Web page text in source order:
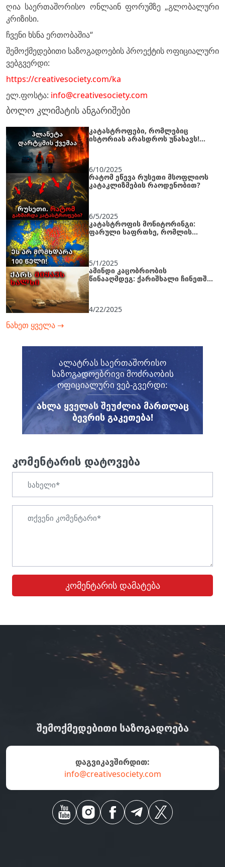
ღია საერთაშორისო ონლაინ ფორუმზე „გლობალური
კრიზისი.
ჩვენი ხსნა ერთობაშია“
შემოქმედებითი საზოგადოების პროექტის ოფიციალური
ვებგვერდი:
https://creativesociety.com/ka
ელ.ფოსტა: info@creativesociety.com
ბოლო კლიმატის ანგარიშები
კატასტროფები, რომლებიც
ისტორიას არასდროს უნახავს!
6/10/2025
რატომ ეწევა რუსეთი მსოფლიოს
კატაკლიზმების რაოდენობით?
6/5/2025
კატასტროფის მონიტორინგი:
ფარული საფრთხე, რომლის
5/1/2025
ამინდი კაცობრიობის
წინააღმდეგ: ქარიშხალი ჩინეთში,
4/22/2025
ნახეთ ყველა →
ალატრას საერთაშორისო
საზოგადოებრივი მოძრაობის
ოფიციალური ვებ-გვერდი:
ᲐᲮᲚᲐ ᲧᲕᲔᲚᲐᲡ ᲨᲔᲣᲫᲚᲘᲐ ᲛᲐᲠᲗᲚᲐᲪ
ᲑᲔᲕᲠᲘᲡ ᲒᲐᲙᲔᲗᲔᲑᲐ!
კომენტარის დატოვება
კომენტარის დამატება
ᲨᲔᲛᲝᲥᲛᲔᲓᲔᲑᲘᲗᲘ ᲡᲐᲖᲝᲒᲐᲓᲝᲔᲑᲐ
დაგვიკავშირდით:
info@creativesociety.com